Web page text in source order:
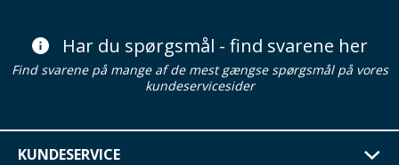
Har du spørgsmål - find svarene her
Find svarene på mange af de mest gængse spørgsmål på vores
kundeservicesider
KUNDESERVICE